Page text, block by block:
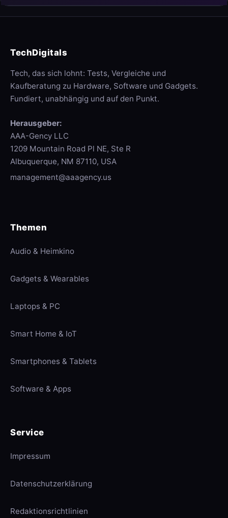
TechDigitals
Tech, das sich lohnt: Tests, Vergleiche und
Kaufberatung zu Hardware, Software und Gadgets.
Fundiert, unabhängig und auf den Punkt.
Herausgeber:
AAA-Gency LLC
1209 Mountain Road Pl NE, Ste R
Albuquerque, NM 87110, USA
management@aaagency.us
Themen
Audio & Heimkino
Gadgets & Wearables
Laptops & PC
Smart Home & IoT
Smartphones & Tablets
Software & Apps
Service
Impressum
Datenschutzerklärung
Redaktionsrichtlinien